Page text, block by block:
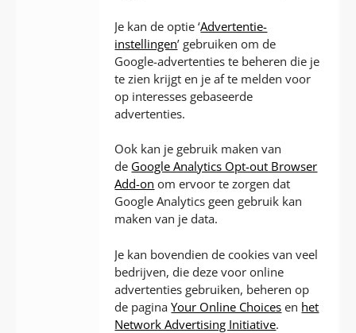
Je kan de optie ‘Advertentie-
instellingen’ gebruiken om de
Google-advertenties te beheren die je
te zien krijgt en je af te melden voor
op interesses gebaseerde
advertenties.
Ook kan je gebruik maken van
de Google Analytics Opt-out Browser
Add-on om ervoor te zorgen dat
Google Analytics geen gebruik kan
maken van je data.
Je kan bovendien de cookies van veel
bedrijven, die deze voor online
advertenties gebruiken, beheren op
de paginaYour Online Choices en het
Network Advertising Initiative.